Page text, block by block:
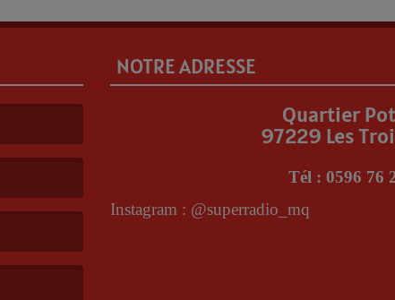
NOTRE ADRESSE
Quartier
97229 Les
Tél : 0596 76
Instagram : @superradio_mq